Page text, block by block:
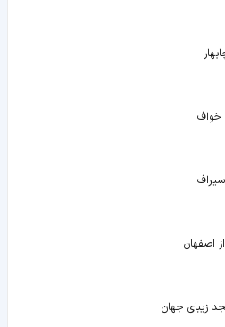
خواف
اصفهان